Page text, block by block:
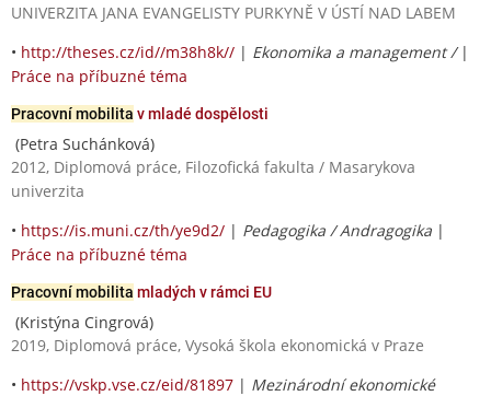
UNIVERZITA JANA EVANGELISTY PURKYNĚ V ÚSTÍ NAD LABEM
• http://theses.cz/id//m38h8k// | Ekonomika a management / |
Práce na příbuzné téma
Pracovní mobilita v mladé dospělosti
(Petra Suchánková)
2012, Diplomová práce, Filozofická fakulta / Masarykova
univerzita
• https://is.muni.cz/th/ye9d2/ | Pedagogika / Andragogika |
Práce na příbuzné téma
Pracovní mobilita mladých v rámci EU
(Kristýna Cingrová)
2019, Diplomová práce, Vysoká škola ekonomická v Praze
• https://vskp.vse.cz/eid/81897 | Mezinárodní ekonomické